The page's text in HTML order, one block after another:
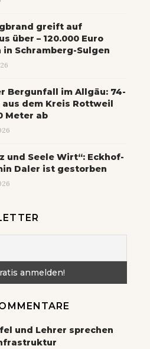
greift auf
über – 120.000 Euro
in Schramberg-Sulgen
Bergunfall im Allgäu: 74-
dem Kreis Rottweil
Meter ab
und Seele Wirt“: Eckhof-
Daler ist gestorben
und Lehrer sprechen